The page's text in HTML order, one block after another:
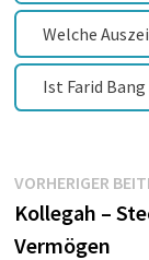
Welche
Ist Farid
VORHERIGER
Kollegah –
Vermögen